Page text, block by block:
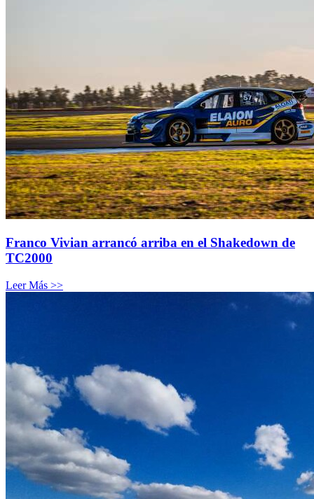
Franco Vivian arrancó arriba en el Shakedown de
TC2000
Leer Más >>